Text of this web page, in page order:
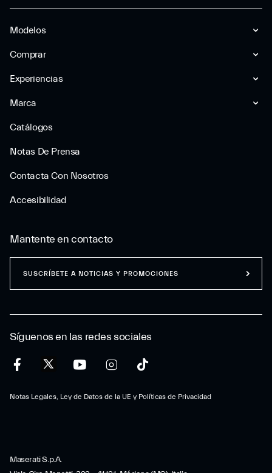
Modelos
Comprar
Experiencias
Marca
Catálogos
Notas De Prensa
Contacta Con Nosotros
Accesibilidad
Síguenos en las redes sociales
Notas Legales, Ley de Datos de la UE y Políticas de Privacidad
Mantente en contacto
SUSCRÍBETE A NOTICIAS Y PROMOCIONES
Maserati S.p.A.